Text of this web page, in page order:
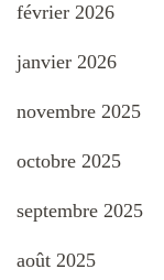
février 2026
janvier 2026
novembre 2025
octobre 2025
septembre 2025
août 2025